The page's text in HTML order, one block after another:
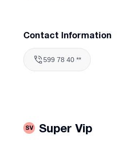
დაინტერესებული პირის
ერთად, რომელსაც
Contact Information
599 78 40 **
SV Super Vip